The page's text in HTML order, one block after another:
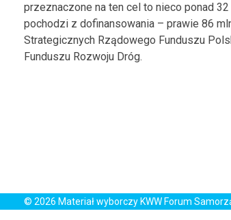
przeznaczone na ten cel to nieco ponad
pochodzi z dofinansowania – prawie 86
Strategicznych Rządowego Funduszu
Funduszu Rozwoju Dróg.
© 2026 Materiał wyborczy KWW Forum